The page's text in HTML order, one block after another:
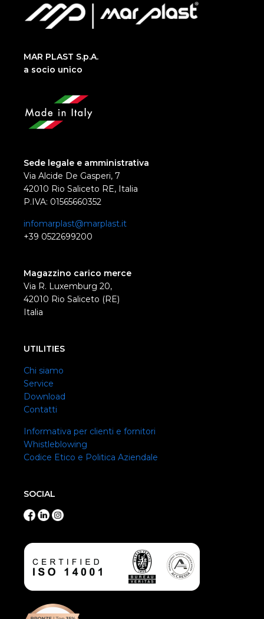
MAR PLAST S.p.A.
a socio unico
Sede legale e amministrativa
Via Alcide De Gasperi, 7
42010 Rio Saliceto RE, Italia
P.IVA: 01565660352
infomarplast@marplast.it
+39 0522699200
Magazzino carico merce
Via R. Luxemburg 20,
42010 Rio Saliceto (RE)
Italia
UTILITIES
Chi siamo
Service
Download
Contatti
Informativa per clienti e fornitori
Whistleblowing
Codice Etico e Politica Aziendale
SOCIAL